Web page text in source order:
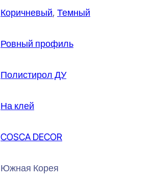
Коричневый, Темный
Ровный профиль
Полистирол ДУ
На клей
COSCA DECOR
Южная Корея